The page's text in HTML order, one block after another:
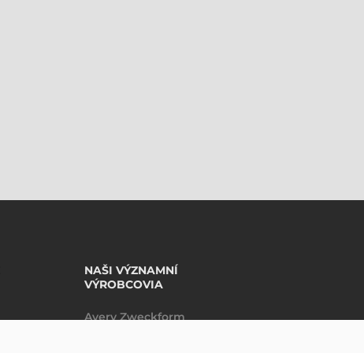
NAŠI VÝZNAMNÍ
VÝROBCOVIA
Avery Zweckform